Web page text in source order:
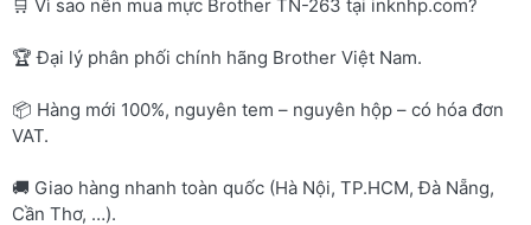
🛒 Vì sao nên mua mực Brother TN-263 tại inknhp.com?
🏆 Đại lý phân phối chính hãng Brother Việt Nam.
📦 Hàng mới 100%, nguyên tem – nguyên hộp – có hóa đơn
VAT.
🚚 Giao hàng nhanh toàn quốc (Hà Nội, TP.HCM, Đà Nẵng,
Cần Thơ, …).